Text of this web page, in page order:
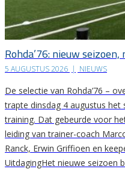
Rohda’76: nieuw
5 AUGUSTUS 2026 | NIEUWS
De selectie van Rohda’76 –
trapte dinsdag 4 augustus
training. Dat gebeurde voor
leiding van trainer-coach
Ranck, Erwin Griffioen en
UitdagingHet nieuwe seizoen